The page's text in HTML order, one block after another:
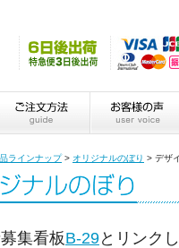
ラインナップ> オリジナルのぼり > デザ
集看板B-29とリンク